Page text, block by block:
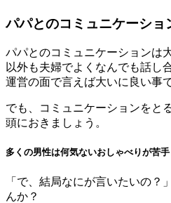
パパとのコミュニケーショ
パパとのコミュニケーションは
以外も夫婦でよくなんでも話し
運営の面で言えば大いに良い事で
でも、コミュニケーションをと
頭におきましょう。
多くの男性は何気ないおしゃべりが苦手
「で、結局なにが言いたいの？
んか？